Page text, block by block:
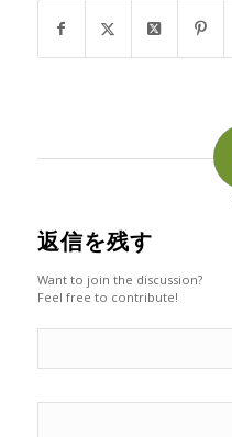
返信を残す
Want to join the discussion?
Feel free to contribute!